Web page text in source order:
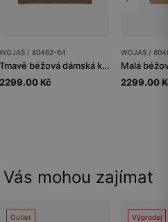
WOJAS / 80462-64
Tmavě béžová dámská kabelka ze štípenky
2299.00 Kč
WOJAS /
2299.00
mohou zajímat
Outlet Výprodej